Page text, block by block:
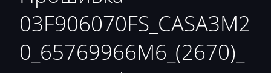
03F906070FS_CASA3M2
0_65769966M6_(2670)_